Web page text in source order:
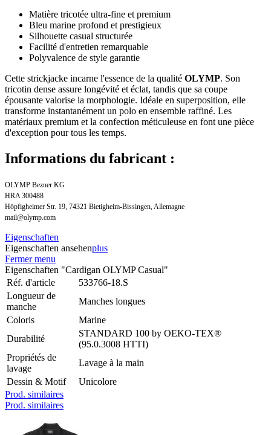
Matière tricotée ultra-fine et premium
Bleu marine profond et prestigieux
Silhouette casual structurée
Facilité d'entretien remarquable
Polyvalence de style garantie
Cette strickjacke incarne l'essence de la qualité OLYMP. Son
tricotin dense assure longévité et éclat, tandis que sa coupe
épousante valorise la morphologie. Idéale en superposition, elle
transforme instantanément un polo en ensemble raffiné. Les
matériaux premium et la confection méticuleuse en font une pièce
d'exception pour tous les temps.
Informations du fabricant :
OLYMP Bezner KG
HRA 300488
Höpfigheimer Str. 19, 74321 Bietigheim-Bissingen, Allemagne
mail@olymp.com
Eigenschaften
Eigenschaften ansehenplus
Fermer menu
Eigenschaften "Cardigan OLYMP Casual"
Réf. d'article
533766-18.S
Longueur de
manche
Manches longues
Coloris
Marine
Durabilité
STANDARD 100 by OEKO-TEX®
(95.0.3008 HTTI)
Propriétés de
lavage
Lavage à la main
Dessin & Motif
Unicolore
Prod. similaires
Prod. similaires